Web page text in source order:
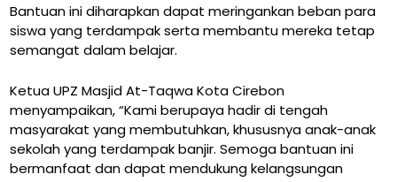
Bantuan ini diharapkan dapat meringankan beban para
siswa yang terdampak serta membantu mereka tetap
semangat dalam belajar.
Ketua UPZ Masjid At-Taqwa Kota Cirebon
menyampaikan, “Kami berupaya hadir di tengah
masyarakat yang membutuhkan, khususnya anak-anak
sekolah yang terdampak banjir. Semoga bantuan ini
bermanfaat dan dapat mendukung kelangsungan